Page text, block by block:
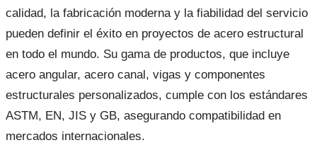
calidad, la fabricación moderna y la fiabilidad del servicio
pueden definir el éxito en proyectos de acero estructural
en todo el mundo. Su gama de productos, que incluye
acero angular, acero canal, vigas y componentes
estructurales personalizados, cumple con los estándares
ASTM, EN, JIS y GB, asegurando compatibilidad en
mercados internacionales.